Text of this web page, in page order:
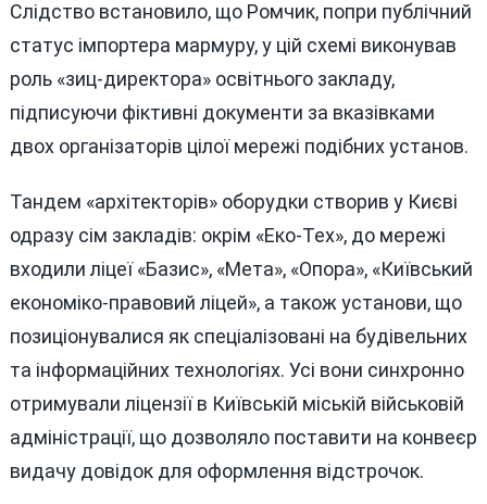
Слідство встановило, що Ромчик, попри публічний
статус імпортера мармуру, у цій схемі виконував
роль «зиц-директора» освітнього закладу,
підписуючи фіктивні документи за вказівками
двох організаторів цілої мережі подібних установ.
Тандем «архітекторів» оборудки створив у Києві
одразу сім закладів: окрім «Еко-Тех», до мережі
входили ліцеї «Базис», «Мета», «Опора», «Київський
економіко-правовий ліцей», а також установи, що
позиціонувалися як спеціалізовані на будівельних
та інформаційних технологіях. Усі вони синхронно
отримували ліцензії в Київській міській військовій
адміністрації, що дозволяло поставити на конвеєр
видачу довідок для оформлення відстрочок.